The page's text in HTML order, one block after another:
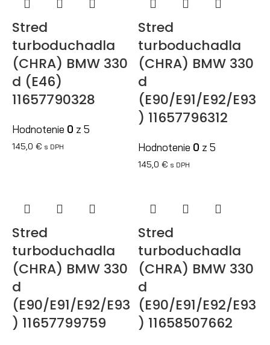
Stred
turboduchadla
(CHRA) BMW 330
d (E46)
11657790328
Hodnotenie 0 z 5
145,0 € s DPH
Stred
turboduchadla
(CHRA) BMW 330
d
(E90/E91/E92/E93
) 11657796312
Hodnotenie 0 z 5
145,0 € s DPH
Stred
turboduchadla
(CHRA) BMW 330
d
(E90/E91/E92/E93
) 11657799759
Stred
turboduchadla
(CHRA) BMW 330
d
(E90/E91/E92/E93
) 11658507662